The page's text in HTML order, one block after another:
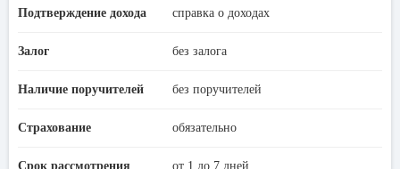
Подтверждение дохода справка о доходах
Залог без залога
Наличие поручителей без поручителей
Страхование обязательно
Срок рассмотрения
от 1 до 7 дней